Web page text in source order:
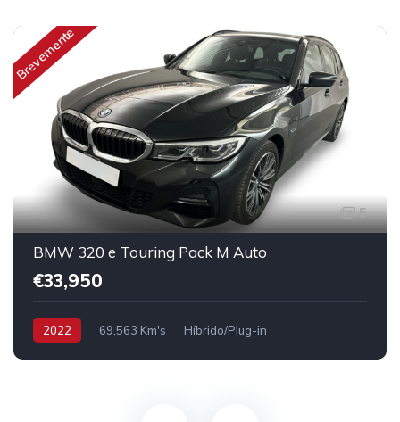
Brevemente
5
BMW 320 e Touring Pack M Auto
€33,950
2022 69,563 Km's Híbrido/Plug-in